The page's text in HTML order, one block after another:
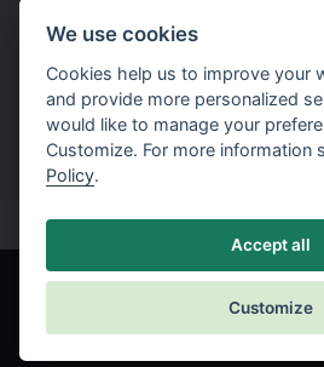
Step by steps guides
to solve a specific
We use cookies
Cookies help us to improve your
and provide more personalized
would like to manage your
Customize. For more information
Policy.
Accept all
Customize